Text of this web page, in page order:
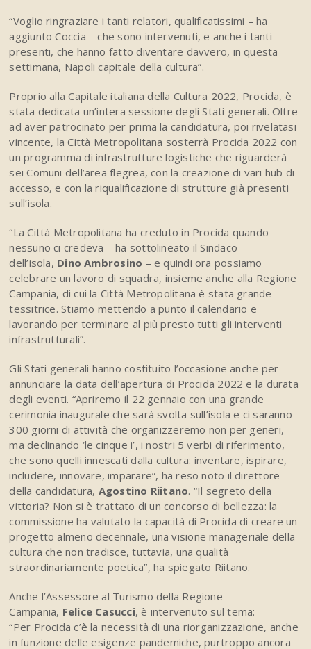
“Voglio ringraziare i tanti relatori, qualificatissimi – ha
aggiunto Coccia – che sono intervenuti, e anche i tanti
presenti, che hanno fatto diventare davvero, in questa
settimana, Napoli capitale della cultura”.
Proprio alla Capitale italiana della Cultura 2022, Procida, è
stata dedicata un’intera sessione degli Stati generali. Oltre
ad aver patrocinato per prima la candidatura, poi rivelatasi
vincente, la Città Metropolitana sosterrà Procida 2022 con
un programma di infrastrutture logistiche che riguarderà
sei Comuni dell’area flegrea, con la creazione di vari hub di
accesso, e con la riqualificazione di strutture già presenti
sull’isola.
“La Città Metropolitana ha creduto in Procida quando
nessuno ci credeva – ha sottolineato il Sindaco
dell’isola, Dino Ambrosino – e quindi ora possiamo
celebrare un lavoro di squadra, insieme anche alla Regione
Campania, di cui la Città Metropolitana è stata grande
tessitrice. Stiamo mettendo a punto il calendario e
lavorando per terminare al più presto tutti gli interventi
infrastrutturali”.
Gli Stati generali hanno costituito l’occasione anche per
annunciare la data dell’apertura di Procida 2022 e la durata
degli eventi. “Apriremo il 22 gennaio con una grande
cerimonia inaugurale che sarà svolta sull’isola e ci saranno
300 giorni di attività che organizzeremo non per generi,
ma declinando ‘le cinque i’, i nostri 5 verbi di riferimento,
che sono quelli innescati dalla cultura: inventare, ispirare,
includere, innovare, imparare”, ha reso noto il direttore
della candidatura, Agostino Riitano. “Il segreto della
vittoria? Non si è trattato di un concorso di bellezza: la
commissione ha valutato la capacità di Procida di creare un
progetto almeno decennale, una visione manageriale della
cultura che non tradisce, tuttavia, una qualità
straordinariamente poetica”, ha spiegato Riitano.
Anche l’Assessore al Turismo della Regione
Campania, Felice Casucci, è intervenuto sul tema:
“Per Procida c’è la necessità di una riorganizzazione, anche
in funzione delle esigenze pandemiche, purtroppo ancora